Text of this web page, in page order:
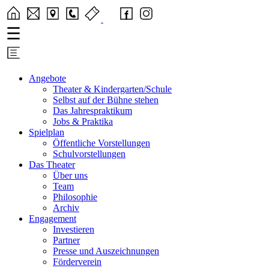
Angebote
Theater & Kindergarten/Schule
Selbst auf der Bühne stehen
Das Jahrespraktikum
Jobs & Praktika
Spielplan
Öffentliche Vorstellungen
Schulvorstellungen
Das Theater
Über uns
Team
Philosophie
Archiv
Engagement
Investieren
Partner
Presse und Auszeichnungen
Förderverein